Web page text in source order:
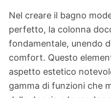
Nel creare il bagno
perfetto, la colonna
fondamentale, unendo
comfort. Questo
aspetto estetico
gamma di funzioni che